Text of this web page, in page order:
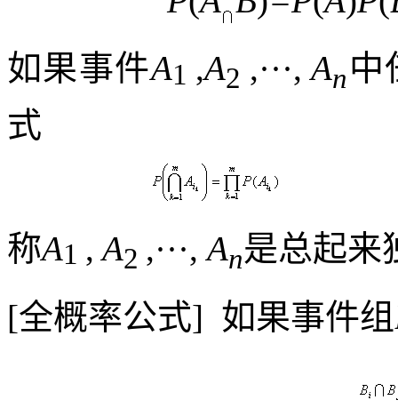
如果事件A1 ,A2 ,···, An中
式
称A1 , A2 ,···,An是总起来
[全概率公式] 如果事件组